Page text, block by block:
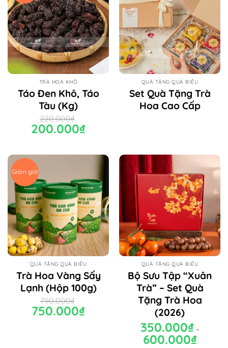
TRÀ HOA KHÔ
Táo Đen Khô, Táo
Tàu (Kg)
220.000₫
Giá
gốc
200.000₫Giá
QUÀ TẶNG QUÀ BIẾU
Set Quà Tặng Trà
Hoa Cao Cấp
Giảm giá!
QUÀ TẶNG QUÀ BIẾU
Trà Hoa Vàng Sấy
Lạnh (Hộp 100g)
790.000₫
Giá
gốc
750.000₫Giá
QUÀ TẶNG QUÀ BIẾU
Bộ Sưu Tập “Xuân
Trà” – Set Quà
Tặng Trà Hoa
(2026)
350.000₫ –
600.000₫Khoảng
giá: